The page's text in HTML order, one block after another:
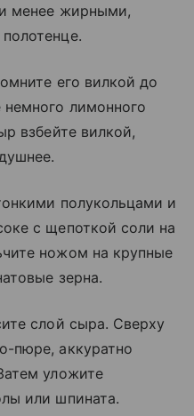
менее жирными,
его вилкой до
лимонного
взбейте вилкой,
полукольцами и
с щепоткой соли на
ножом на крупные
зерна.
слой сыра. Сверху
пюре, аккуратно
уложите
или шпината.